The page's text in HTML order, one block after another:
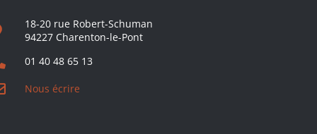
18-20 rue Robert-Schuman
94227 Charenton-le-Pont
01 40 48 65 13
Nous écrire